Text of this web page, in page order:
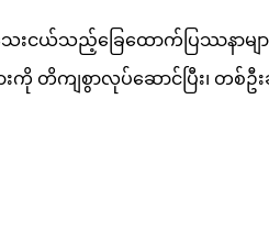
းငယ်သည့်ခြေထောက်ပြဿနာမျ
တိကျစွာလုပ်ဆောင်ပြီး၊ တစ်ဦ